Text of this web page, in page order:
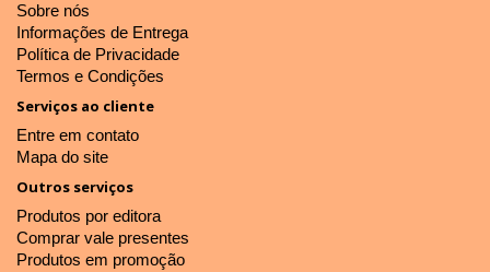
Sobre nós
Informações de Entrega
Política de Privacidade
Termos e Condições
Serviços ao cliente
Entre em contato
Mapa do site
Outros serviços
Produtos por editora
Comprar vale presentes
Produtos em promoção